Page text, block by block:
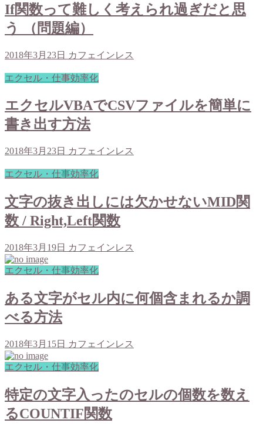
If関数って難しく考えられ過ぎだと思
う （問題編）
2018年3月23日 カフェインレス
エクセル・仕事効率化
エクセルVBAでCSVファイルを簡単に
書き出す方法
2018年3月23日 カフェインレス
エクセル・仕事効率化
文字の抜き出しには欠かせないMID関
数 / Right,Left関数
2018年3月19日 カフェインレス
エクセル・仕事効率化
ある文字がセル内に何個含まれるか調
べる方法
2018年3月15日 カフェインレス
エクセル・仕事効率化
特定の文字入ったのセルの個数を数え
るCOUNTIF関数